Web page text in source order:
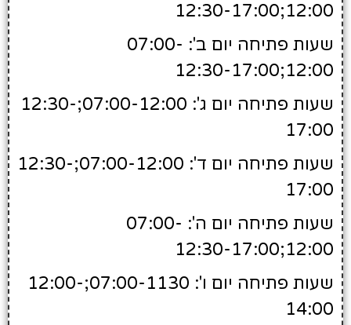
12:00;12:30-17:00
שעות פתיחה יום ב': 07:00-
12:00;12:30-17:00
שעות פתיחה יום ג': 07:00-12:00;12:30-
17:00
שעות פתיחה יום ד': 07:00-12:00;12:30-
17:00
שעות פתיחה יום ה': 07:00-
12:00;12:30-17:00
שעות פתיחה יום ו': 07:00-1130;12:00-
14:00